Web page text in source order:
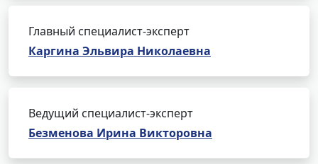
Главный специалист-эксперт
Каргина Эльвира Николаевна
Ведущий специалист-эксперт
Безменова Ирина Викторовна